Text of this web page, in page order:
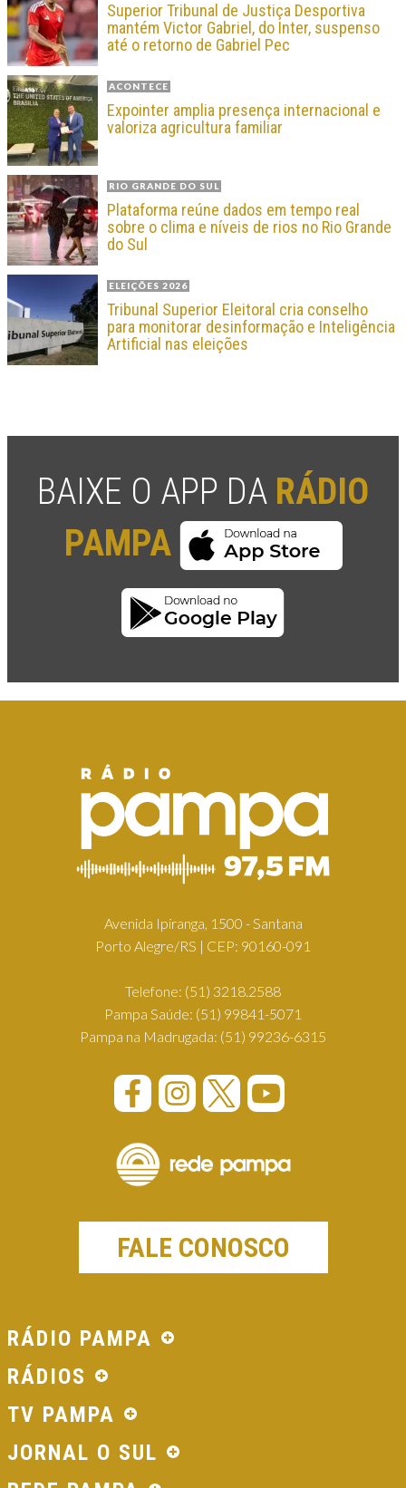
Superior Tribunal de Justiça Desportiva
mantém Victor Gabriel, do Inter, suspenso
até o retorno de Gabriel Pec
ACONTECE
Expointer amplia presença internacional e
valoriza agricultura familiar
RIO GRANDE DO SUL
Plataforma reúne dados em tempo real
sobre o clima e níveis de rios no Rio Grande
do Sul
ELEIÇÕES 2026
Tribunal Superior Eleitoral cria conselho
para monitorar desinformação e Inteligência
Artificial nas eleições
BAIXE O APP DA RÁDIO
PAMPA
Avenida Ipiranga, 1500 - Santana
Porto Alegre/RS | CEP: 90160-091
Telefone: (51) 3218.2588
Pampa Saúde: (51) 99841-5071
Pampa na Madrugada: (51) 99236-6315
FALE CONOSCO
RÁDIO PAMPA
RÁDIOS
TV PAMPA
JORNAL O SUL